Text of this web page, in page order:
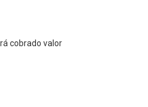
cobrado valor